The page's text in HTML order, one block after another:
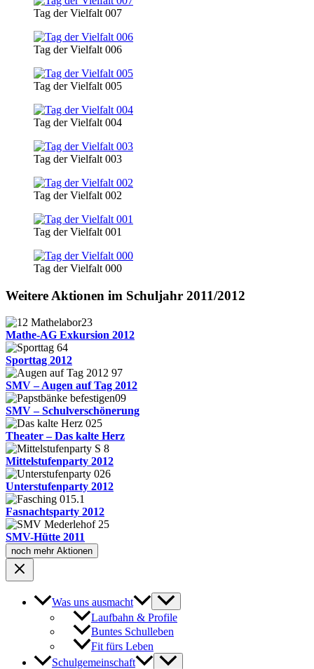
Tag der Vielfalt 007
Tag der Vielfalt 006
Tag der Vielfalt 005
Tag der Vielfalt 004
Tag der Vielfalt 003
Tag der Vielfalt 002
Tag der Vielfalt 001
Tag der Vielfalt 000
Weitere Aktionen im Schuljahr 2011/2012
Mathe-AG Exkursion 2012
Sporttag 2012
SMV – Augen auf Tag 2012
SMV – Schulverschönerung
Theater – Das kalte Herz
Mittelstufenparty 2012
Unterstufenparty 2012
Fasnachtsparty 2012
SMV-Hütte 2011
noch mehr Aktionen
Was uns ausmacht
Laufbahn & Profile
Buntes Schulleben
Fit fürs Leben
Schulgemeinschaft